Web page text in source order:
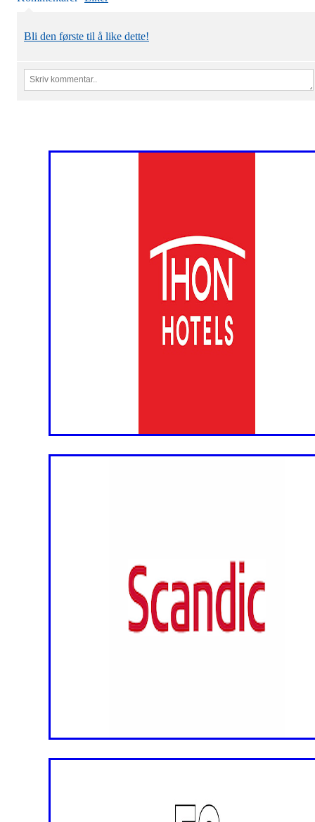
Bli den første til å like dette!